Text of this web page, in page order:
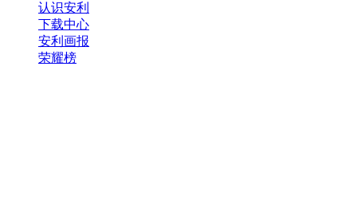
认识安利
下载中心
安利画报
荣耀榜